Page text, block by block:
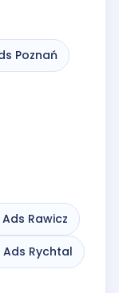
Poznań
Rawicz
Rychtal